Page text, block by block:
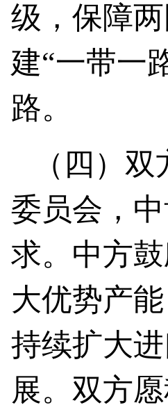
级，保障
建“一带一
路。
（四）
委员会，
求。中方
大优势产
持续扩大
展。双方